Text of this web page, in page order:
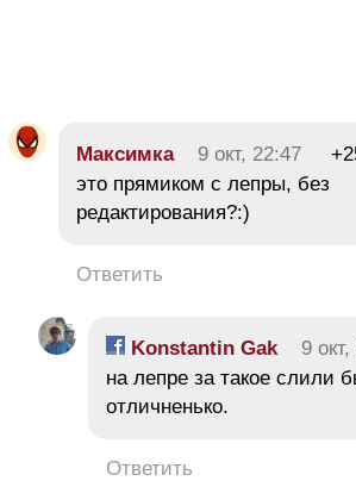
Максимка 9 окт, 22:47
это прямиком с лепры, без
редактирования?:)
Ответить
Konstantin Gak 9
на лепре за такое слили
отличненько.
Ответить